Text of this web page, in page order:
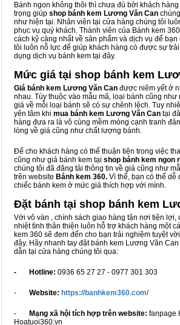
Bánh ngon không thôi thì chưa đủ bởi khách
trọng giúp shop bánh kem Lương Văn Can
như hiện tại. Nhân viên tại cửa hàng chúng tôi
phục vụ quý khách. Thành viên của Bánh kem
cách kỹ càng nhất về sản phẩm và dịch vụ để
tôi luôn nỗ lực để giúp khách hàng có được sự
dụng dịch vụ bánh kem tại đây.
Mức giá tại shop bánh kem
Giá bánh kem Lương Văn Can được niêm yết ở
nhau. Tùy thuộc vào mẫu mã, loại bánh cũng
giá về mỗi loại bánh sẽ có sự chênh lệch. Tuy
yên tâm khi mua bánh kem Lương Văn Can tại
hàng đưa ra là vô cùng mềm mỏng cạnh tranh
lòng về giá cũng như chất lượng bánh.
Để cho khách hàng có thể thuận tiện trong việc
cũng như giá bánh kem tại shop bánh kem ngon
chúng tôi đã đăng tải thông tin về giá cũng như
trên website Bánh kem 360. Vì thế, bạn có thể dễ
chiếc bánh kem ở mức giá thích hợp với mình.
Đặt bánh tại shop bánh kem
Với vô vàn , chính sách giao hàng tận nơi tiện lợi,
nhiệt tình thân thiện luôn hỗ trợ khách hàng một
kem 360 sẽ đem đến cho bạn trải nghiệm tuyệt
đây. Hãy nhanh tay đặt bánh kem Lương Văn
dẫn tại cửa hàng chúng tôi qua:
- Hotline: 0936 65 27 27 - 0977 301 303
- Website: https://banhkem360.com/
- Mạng xã hội tích hợp trên website: fanpage
Hoatuoi360.vn